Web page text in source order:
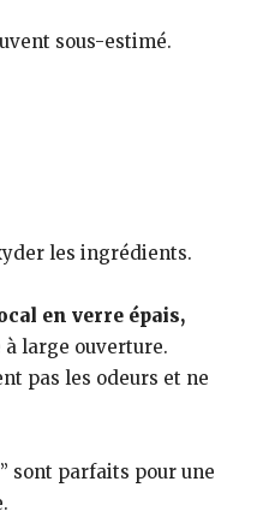
sous-estimé.
les ingrédients.
en verre épais,
à large ouverture.
pas les odeurs et ne
sont parfaits pour une